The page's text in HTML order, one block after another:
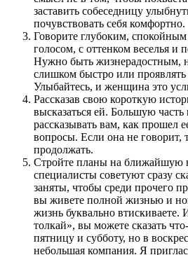
заставить собеседницу
почувствовать себя комфортно.
Говорите глубоким,
голосом, с оттенком веселья и
Нужно быть жизнерадостным,
слишком быстро или проявлять
Улыбайтесь, и женщина это
Рассказав свою короткую
высказаться ей. Большую
рассказывать вам, как прошел
вопросы. Если она не говорит,
продолжать.
Стройте планы на ближайшую
специалисты советуют сразу
заняты, чтобы среди прочего
вы живете полной жизнью и
жизнь буквально втискиваете.
толкай», вы можете сказать
пятницу и субботу, но в
небольшая компания. Я